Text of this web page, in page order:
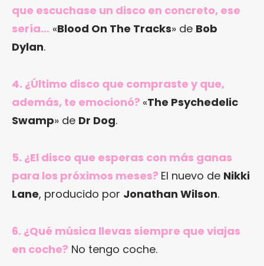
que escuchase un disco en concreto, ese
sería… «Blood On The Tracks» de Bob
Dylan.
4. ¿Último disco que compraste y que,
además, te emocionó? «The Psychedelic
Swamp» de Dr Dog.
5. ¿El disco que esperas con más ganas
para los próximos meses? El nuevo de Nikki
Lane, producido por Jonathan Wilson.
6. ¿Qué música llevas siempre que viajas
en coche? No tengo coche.